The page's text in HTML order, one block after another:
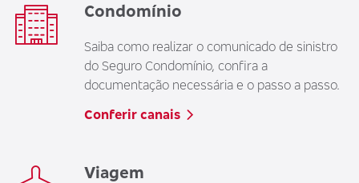
Condomínio
Saiba como realizar o comunicado de sinistro
do Seguro Condomínio, confira a
documentação necessária e o passo a passo.
Conferir canais
Viagem